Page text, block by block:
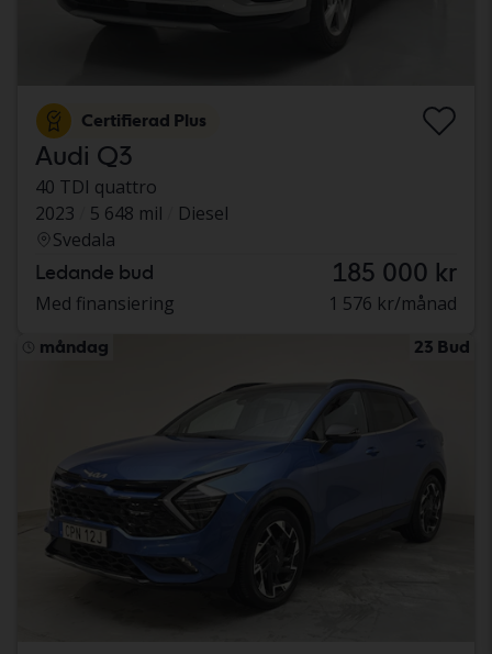
Certifierad Plus
Audi Q3
40 TDI quattro
2023
5 648 mil
Diesel
Svedala
Ledande bud 185 000 kr
Med finansiering 1 576 kr/månad
måndag 23 Bud